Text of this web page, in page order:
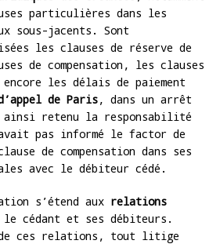
particulières dans les
sous-jacents. Sont
les clauses de réserve de
de compensation, les clauses
les délais de paiement
de Paris, dans un arrêt
ainsi retenu la responsabilité
pas informé le factor de
de compensation dans ses
avec le débiteur cédé.
s’étend aux relations
cédant et ses débiteurs.
de ces relations, tout litige